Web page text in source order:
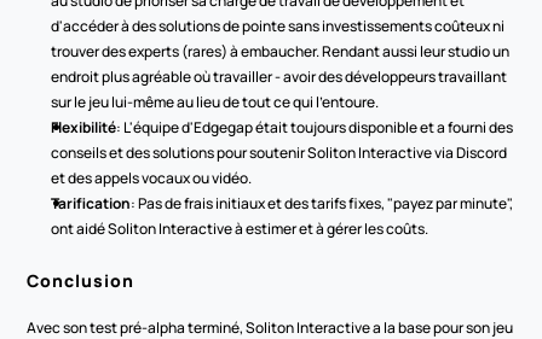
d'accéder à des solutions de pointe sans investissements coûteux ni
trouver des experts (rares) à embaucher. Rendant aussi leur studio un
endroit plus agréable où travailler - avoir des développeurs travaillant
sur le jeu lui-même au lieu de tout ce qui l'entoure.
Flexibilité: L'équipe d'Edgegap était toujours disponible et a fourni des
conseils et des solutions pour soutenir Soliton Interactive via Discord
et des appels vocaux ou vidéo.
Tarification: Pas de frais initiaux et des tarifs fixes, "payez par minute",
ont aidé Soliton Interactive à estimer et à gérer les coûts.
Conclusion
Avec son test pré-alpha terminé, Soliton Interactive a la base pour son jeu